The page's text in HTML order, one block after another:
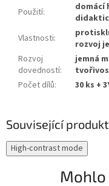
Použití:
domácí
Vlastnosti:
rozvoj
Rozvoj
dovedností:
jemná
Počet dílů: 30 ks +
Související
High-contrast mode
Mohlo